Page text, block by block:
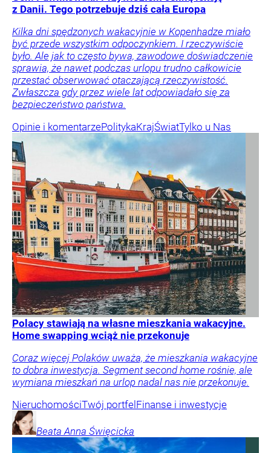
z Danii. Tego potrzebuje dziś cała Europa
Kilka dni spędzonych wakacyjnie w Kopenhadze miało
być przede wszystkim odpoczynkiem. I rzeczywiście
było. Ale jak to często bywa, zawodowe doświadczenie
sprawia, że nawet podczas urlopu trudno całkowicie
przestać obserwować otaczającą rzeczywistość.
Zwłaszcza gdy przez wiele lat odpowiadało się za
bezpieczeństwo państwa.
Opinie i komentarzePolitykaKrajŚwiatTylko u Nas
Polacy stawiają na własne mieszkania wakacyjne.
Home swapping wciąż nie przekonuje
Coraz więcej Polaków uważa, że mieszkania wakacyjne
to dobra inwestycja. Segment second home rośnie, ale
wymiana mieszkań na urlop nadal nas nie przekonuje.
NieruchomościTwój portfel Finanse i inwestycje
Beata Anna Święcicka